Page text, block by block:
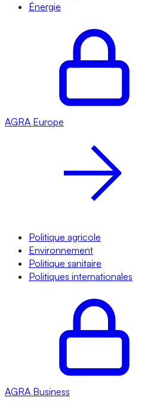
Énergie
AGRA Europe
Politique agricole
Environnement
Politique sanitaire
Politiques internationales
AGRA Business